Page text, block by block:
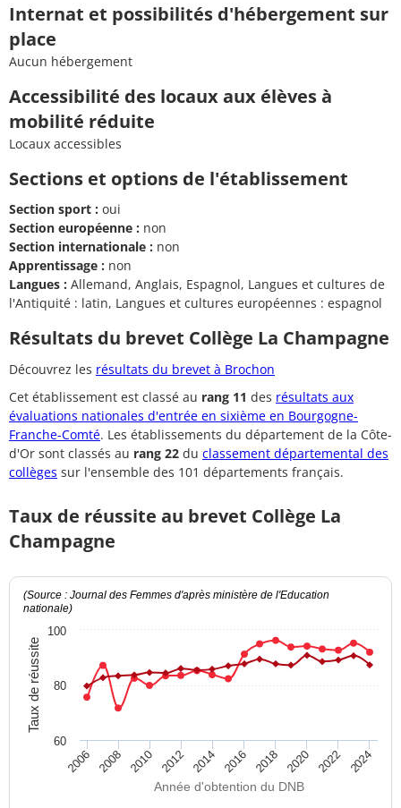
Internat et possibilités d'hébergement sur
place
Aucun hébergement
Accessibilité des locaux aux élèves à
mobilité réduite
Locaux accessibles
Sections et options de l'établissement
Section sport : oui
Section européenne : non
Section internationale : non
Apprentissage : non
Langues : Allemand, Anglais, Espagnol, Langues et cultures de
l'Antiquité : latin, Langues et cultures européennes : espagnol
Résultats du brevet Collège La Champagne
Découvrez les résultats du brevet à Brochon
Cet établissement est classé au rang 11 des résultats aux
évaluations nationales d'entrée en sixième en Bourgogne-
Franche-Comté. Les établissements du département de la Côte-
d'Or sont classés au rang 22 du classement départemental des
collèges sur l'ensemble des 101 départements français.
Taux de réussite au brevet Collège La
Champagne
Année d'obtention du DNB
Taux de réussite
(Source : Journal des Femmes d'après ministère de l'Education
nationale)
2006 2008 2010 2012 2014 2016 2018 2020 2022 2024
80
100
60